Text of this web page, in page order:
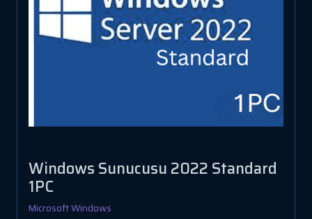
Windows Sunucusu 2022 Standard
1PC
Microsoft Windows